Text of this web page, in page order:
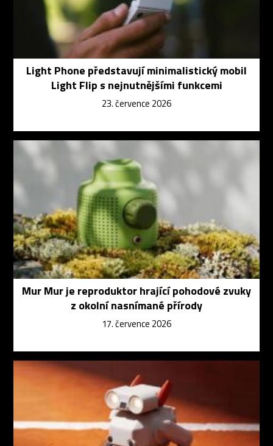
Light Phone představují minimalistický mobil
Light Flip s nejnutnějšími funkcemi
23. července 2026
Mur Mur je reproduktor hrající pohodové zvuky
z okolní nasnímané přírody
17. července 2026